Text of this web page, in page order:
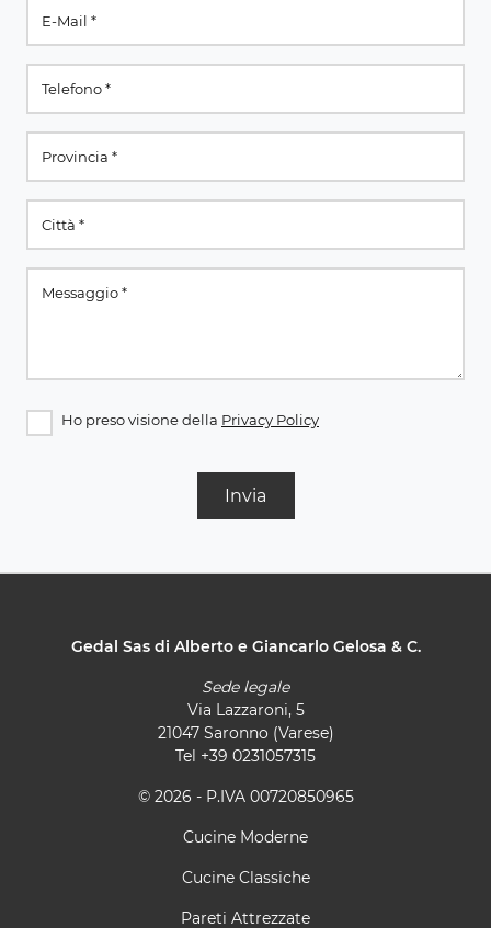
Ho preso visione della Privacy Policy
Invia
Gedal Sas di Alberto e Giancarlo Gelosa & C.
Sede legale
Via Lazzaroni, 5
21047 Saronno (Varese)
Tel +39 0231057315
© 2026 - P.IVA 00720850965
Cucine Moderne
Cucine Classiche
Pareti Attrezzate